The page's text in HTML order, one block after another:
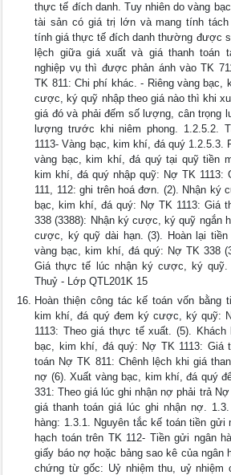
thực tế đích danh. Tuy nhiên do vàng
tài sản có giá trị lớn và mang tính
tính giá thực tế đích danh thường được
lệch giữa giá xuất và giá thanh toán
nghiệp vụ thì được phản ánh vào TK
TK 811: Chi phí khác. - Riêng vàng bạc,
cược, ký quỹ nhập theo giá nào thì khi
giá đó và phải đếm số lượng, cân trọng
lượng trước khi niêm phong. 1.2.5.2.
1113- Vàng bạc, kim khí, đá quý 1.2.5.3.
vàng bạc, kim khí, đá quý tại quỹ tiền
kim khí, đá quý nhập quỹ: Nợ TK 1113:
111, 112: ghi trên hoá đơn. (2). Nhận ký
bạc, kim khí, đá quý: Nợ TK 1113: Giá
338 (3388): Nhận ký cược, ký quỹ ngắn
cược, ký quỹ dài hạn. (3). Hoàn lại
vàng bạc, kim khí, đá quý: Nợ TK 338
Giá thực tế lúc nhận ký cược, ký quỹ.
Thuỷ - Lớp QTL201K 15
Hoàn thiện công tác kế toán vốn bằng
kim khí, đá quý đem ký cược, ký quỹ:
1113: Theo giá thực tế xuất. (5).
bạc, kim khí, đá quý: Nợ TK 1113:
toán Nợ TK 811: Chênh lệch khi giá
nợ (6). Xuất vàng bạc, kim khí, đá quý
331: Theo giá lúc ghi nhận nợ phải trả
giá thanh toán giá lúc ghi nhận nợ.
hàng: 1.3.1. Nguyên tắc kế toán tiền gửi
hạch toán trên TK 112- Tiền gửi ngân
giấy báo nợ hoặc bảng sao kê của ngân
chứng từ gốc: Uỷ nhiệm thu, uỷ nhiệm